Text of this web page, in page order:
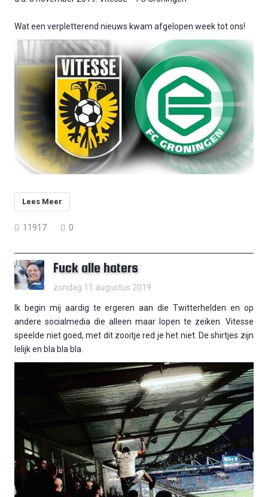
Wat een verpletterend nieuws kwam afgelopen week tot ons!
Lees Meer
11917 0
Fuck alle haters
zondag 11 augustus 2019
Ik begin mij aardig te ergeren aan die Twitterhelden en op
andere socialmedia die alleen maar lopen te zeiken. Vitesse
speelde niet goed, met dit zooitje red je het niet. De shirtjes zijn
lelijk en bla bla bla.